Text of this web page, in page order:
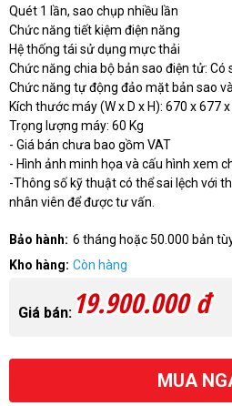
Quét 1 lần, sao chụp nhiều lần
Chức năng tiết kiệm điện năng
Hệ thống tái sử dụng mực thải
Chức năng chia bộ bản sao điện tử: Có
Chức năng tự động đảo mặt bản sao
Kích thước máy (W x D x H): 670 x 677
Trọng lượng máy: 60 Kg
- Giá bán chưa bao gồm VAT
- Hình ảnh minh họa và cấu hình xem
-Thông số kỹ thuật có thể sai lệch với
nhân viên để được tư vấn.
Bảo hành: 6 tháng hoặc 50.000 bản
Kho hàng: Còn hàng
Giá bán: 19.900.000 đ
MUA